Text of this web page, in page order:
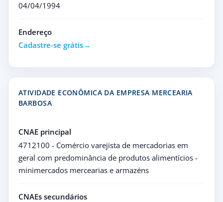
04/04/1994
Endereço
Cadastre-se grátis
ATIVIDADE ECONÔMICA DA EMPRESA MERCEARIA
BARBOSA
CNAE principal
4712100 - Comércio varejista de mercadorias em
geral com predominância de produtos alimentícios -
minimercados mercearias e armazéns
CNAEs secundários